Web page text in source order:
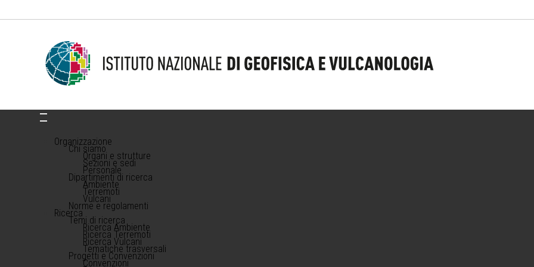
Organizzazione
Chi siamo
Organi e strutture
Sezioni e sedi
Personale
Dipartimenti di ricerca
Ambiente
Terremoti
Vulcani
Norme e regolamenti
Ricerca
Temi di ricerca
Ricerca Ambiente
Ricerca Terremoti
Ricerca Vulcani
Tematiche trasversali
Progetti e Convenzioni
Convenzioni